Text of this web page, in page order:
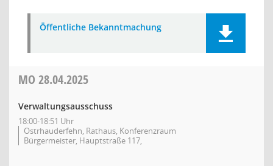
Öffentliche Bekanntmachung
MO 28.04.2025
Verwaltungsausschuss
18:00-18:51 Uhr
Ostrhauderfehn, Rathaus, Konferenzraum
Bürgermeister, Hauptstraße 117,